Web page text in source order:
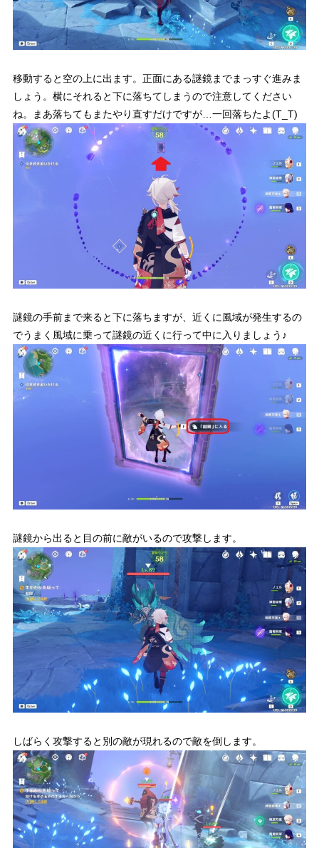
移動すると空の上に出ます。正面にある謎鏡までまっすぐ進みま
しょう。横にそれると下に落ちてしまうので注意してください
ね。まあ落ちてもまたやり直すだけですが…一回落ちたよ(T_T)
謎鏡の手前まで来ると下に落ちますが、近くに風域が発生するの
でうまく風域に乗って謎鏡の近くに行って中に入りましょう♪
謎鏡から出ると目の前に敵がいるので攻撃します。
しばらく攻撃すると別の敵が現れるので敵を倒します。